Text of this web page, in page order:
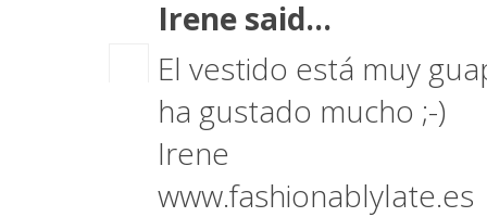
Irene said...
El vestido está muy
ha gustado mucho ;-)
Irene
www.fashionablylate.es